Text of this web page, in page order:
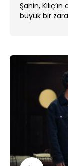
Şahin,
büyük bir